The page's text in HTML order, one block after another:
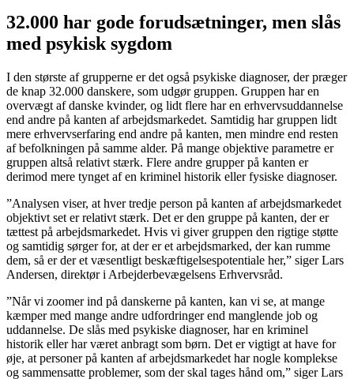
32.000 har gode forudsætninger, men slås
med psykisk sygdom
I den største af grupperne er det også psykiske diagnoser, der præger
de knap 32.000 danskere, som udgør gruppen. Gruppen har en
overvægt af danske kvinder, og lidt flere har en erhvervsuddannelse
end andre på kanten af arbejdsmarkedet. Samtidig har gruppen lidt
mere erhvervserfaring end andre på kanten, men mindre end resten
af befolkningen på samme alder. På mange objektive parametre er
gruppen altså relativt stærk. Flere andre grupper på kanten er
derimod mere tynget af en kriminel historik eller fysiske diagnoser.
”Analysen viser, at hver tredje person på kanten af arbejdsmarkedet
objektivt set er relativt stærk. Det er den gruppe på kanten, der er
tættest på arbejdsmarkedet. Hvis vi giver gruppen den rigtige støtte
og samtidig sørger for, at der er et arbejdsmarked, der kan rumme
dem, så er der et væsentligt beskæftigelsespotentiale her,” siger Lars
Andersen, direktør i Arbejderbevægelsens Erhvervsråd.
”Når vi zoomer ind på danskerne på kanten, kan vi se, at mange
kæmper med mange andre udfordringer end manglende job og
uddannelse. De slås med psykiske diagnoser, har en kriminel
historik eller har været anbragt som børn. Det er vigtigt at have for
øje, at personer på kanten af arbejdsmarkedet har nogle komplekse
og sammensatte problemer, som der skal tages hånd om,” siger Lars